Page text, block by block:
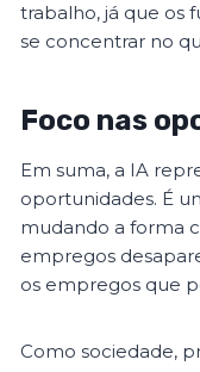
trabalho, já que os
se concentrar no
Foco nas
Em suma, a IA
oportunidades. É
mudando a forma
empregos
os empregos que
Como sociedade,